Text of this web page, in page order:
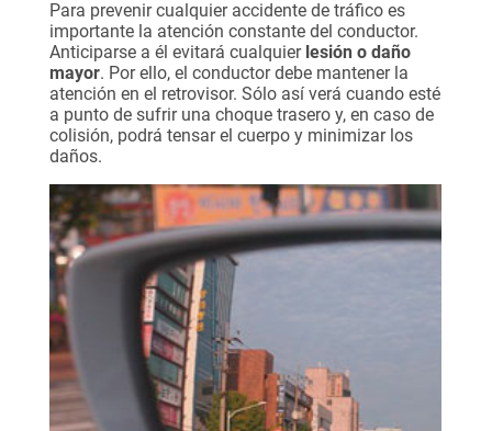
Para prevenir cualquier accidente de tráfico es
importante la atención constante del conductor.
Anticiparse a él evitará cualquier lesión o daño
mayor. Por ello, el conductor debe mantener la
atención en el retrovisor. Sólo así verá cuando esté
a punto de sufrir una choque trasero y, en caso de
colisión, podrá tensar el cuerpo y minimizar los
daños.